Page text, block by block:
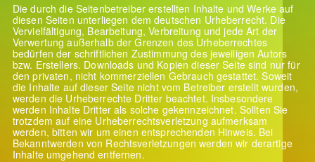
Die durch die Seitenbetreiber erstellten Inhalte und Werke auf
diesen Seiten unterliegen dem deutschen Urheberrecht. Die
Vervielfältigung, Bearbeitung, Verbreitung und jede Art der
Verwertung außerhalb der Grenzen des Urheberrechtes
bedürfen der schriftlichen Zustimmung des jeweiligen Autors
bzw. Erstellers. Downloads und Kopien dieser Seite sind nur für
den privaten, nicht kommerziellen Gebrauch gestattet. Soweit
die Inhalte auf dieser Seite nicht vom Betreiber erstellt wurden,
werden die Urheberrechte Dritter beachtet. Insbesondere
werden Inhalte Dritter als solche gekennzeichnet. Sollten Sie
trotzdem auf eine Urheberrechtsverletzung aufmerksam
werden, bitten wir um einen entsprechenden Hinweis. Bei
Bekanntwerden von Rechtsverletzungen werden wir derartige
Inhalte umgehend entfernen.